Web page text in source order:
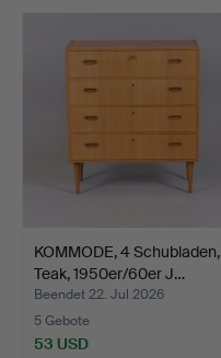
KOMMODE, 4 Schubladen,
Teak, 1950er/60er J…
Beendet 22. Jul 2026
5 Gebote
53 USD